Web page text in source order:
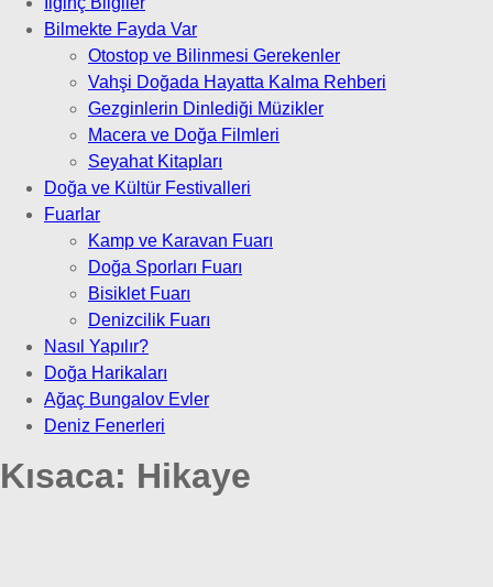
Bilmekte Fayda Var
Otostop ve Bilinmesi Gerekenler
Vahşi Doğada Hayatta Kalma Rehberi
Gezginlerin Dinlediği Müzikler
Macera ve Doğa Filmleri
Seyahat Kitapları
Doğa ve Kültür Festivalleri
Fuarlar
Kamp ve Karavan Fuarı
Doğa Sporları Fuarı
Bisiklet Fuarı
Denizcilik Fuarı
Nasıl Yapılır?
Doğa Harikaları
Ağaç Bungalov Evler
Deniz Fenerleri
Kısaca: Hikaye